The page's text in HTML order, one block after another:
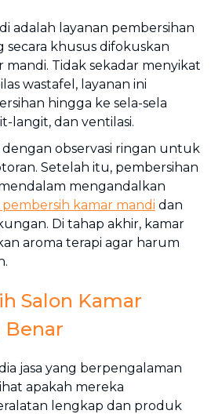
adalah layanan pembersihan
khusus difokuskan
Tidak sekadar menyikat
wastafel, layanan ini
hingga ke sela-sela
langit, dan ventilasi.
dengan observasi ringan untuk
Setelah itu, pembersihan
mengandalkan
kamar mandi dan
Di tahap akhir, kamar
aroma terapi agar harum
Salon Kamar
Benar
jasa yang berpengalaman
apakah mereka
lengkap dan produk